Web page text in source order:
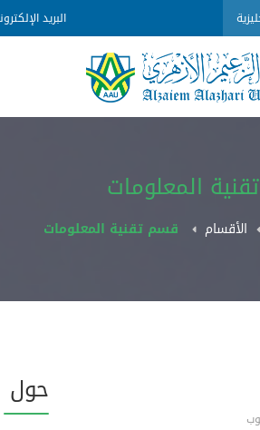
البريد
المعلومات
الأقسام قسم تقنية المعلومات
حول